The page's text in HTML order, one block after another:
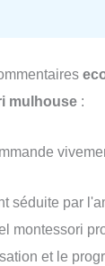
mulhouse :
séduite par
montessori
et le